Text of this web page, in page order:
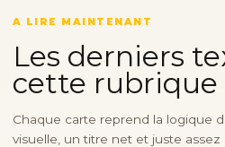
A LIRE MAINTENANT
Les derniers
cette rubrique
Chaque carte reprend la logique
visuelle, un titre net et juste